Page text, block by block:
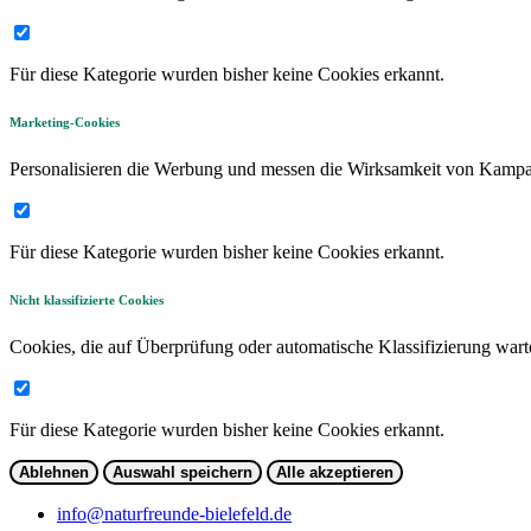
Für diese Kategorie wurden bisher keine Cookies erkannt.
Marketing-Cookies
Personalisieren die Werbung und messen die Wirksamkeit von
Für diese Kategorie wurden bisher keine Cookies erkannt.
Nicht klassifizierte Cookies
Cookies, die auf Überprüfung oder automatische Klassifizierung
Für diese Kategorie wurden bisher keine Cookies erkannt.
Ablehnen Auswahl speichern Alle akzeptieren
info@naturfreunde-bielefeld.de